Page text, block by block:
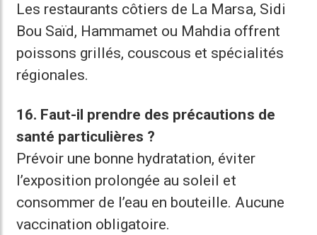
Les restaurants côtiers de La Marsa, Sidi
Bou Saïd, Hammamet ou Mahdia offrent
poissons grillés, couscous et spécialités
régionales.
16. Faut-il prendre des précautions de
santé particulières ?
Prévoir une bonne hydratation, éviter
l’exposition prolongée au soleil et
consommer de l’eau en bouteille. Aucune
vaccination obligatoire.